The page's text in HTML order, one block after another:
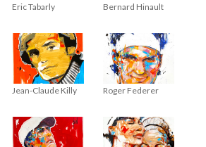
Eric Tabarly Bernard Hinault
Jean-Claude Killy Roger Federer